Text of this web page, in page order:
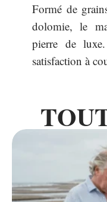
Formé de
dolomie, le
pierre de
satisfaction à